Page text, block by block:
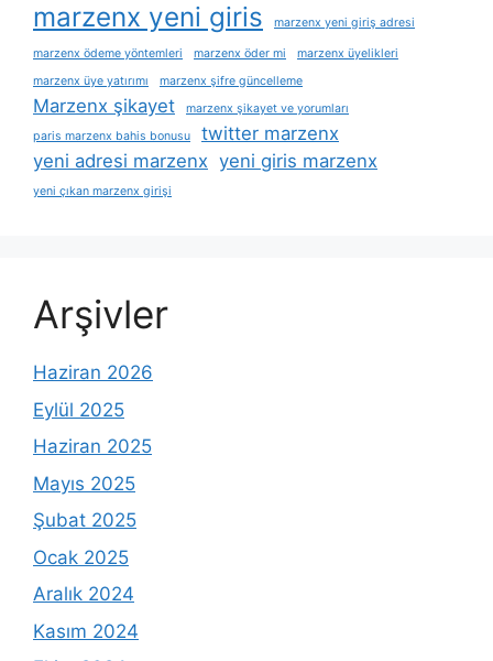
marzenx yeni giris marzenx yeni giriş adresi
marzenx ödeme yöntemleri marzenx öder mi
marzenx üyelikleri
marzenx üye yatırımı
marzenx şifre güncelleme
Marzenx şikayet
marzenx şikayet ve yorumları
paris marzenx bahis bonusu
twitter marzenx
yeni adresi marzenx yeni giris marzenx
yeni çıkan marzenx girişi
Arşivler
Haziran 2026
Eylül 2025
Haziran 2025
Mayıs 2025
Şubat 2025
Ocak 2025
Aralık 2024
Kasım 2024